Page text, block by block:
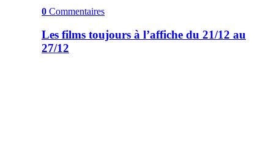
0 Commentaires
Les films toujours à l’affiche du 21/12 au
27/12